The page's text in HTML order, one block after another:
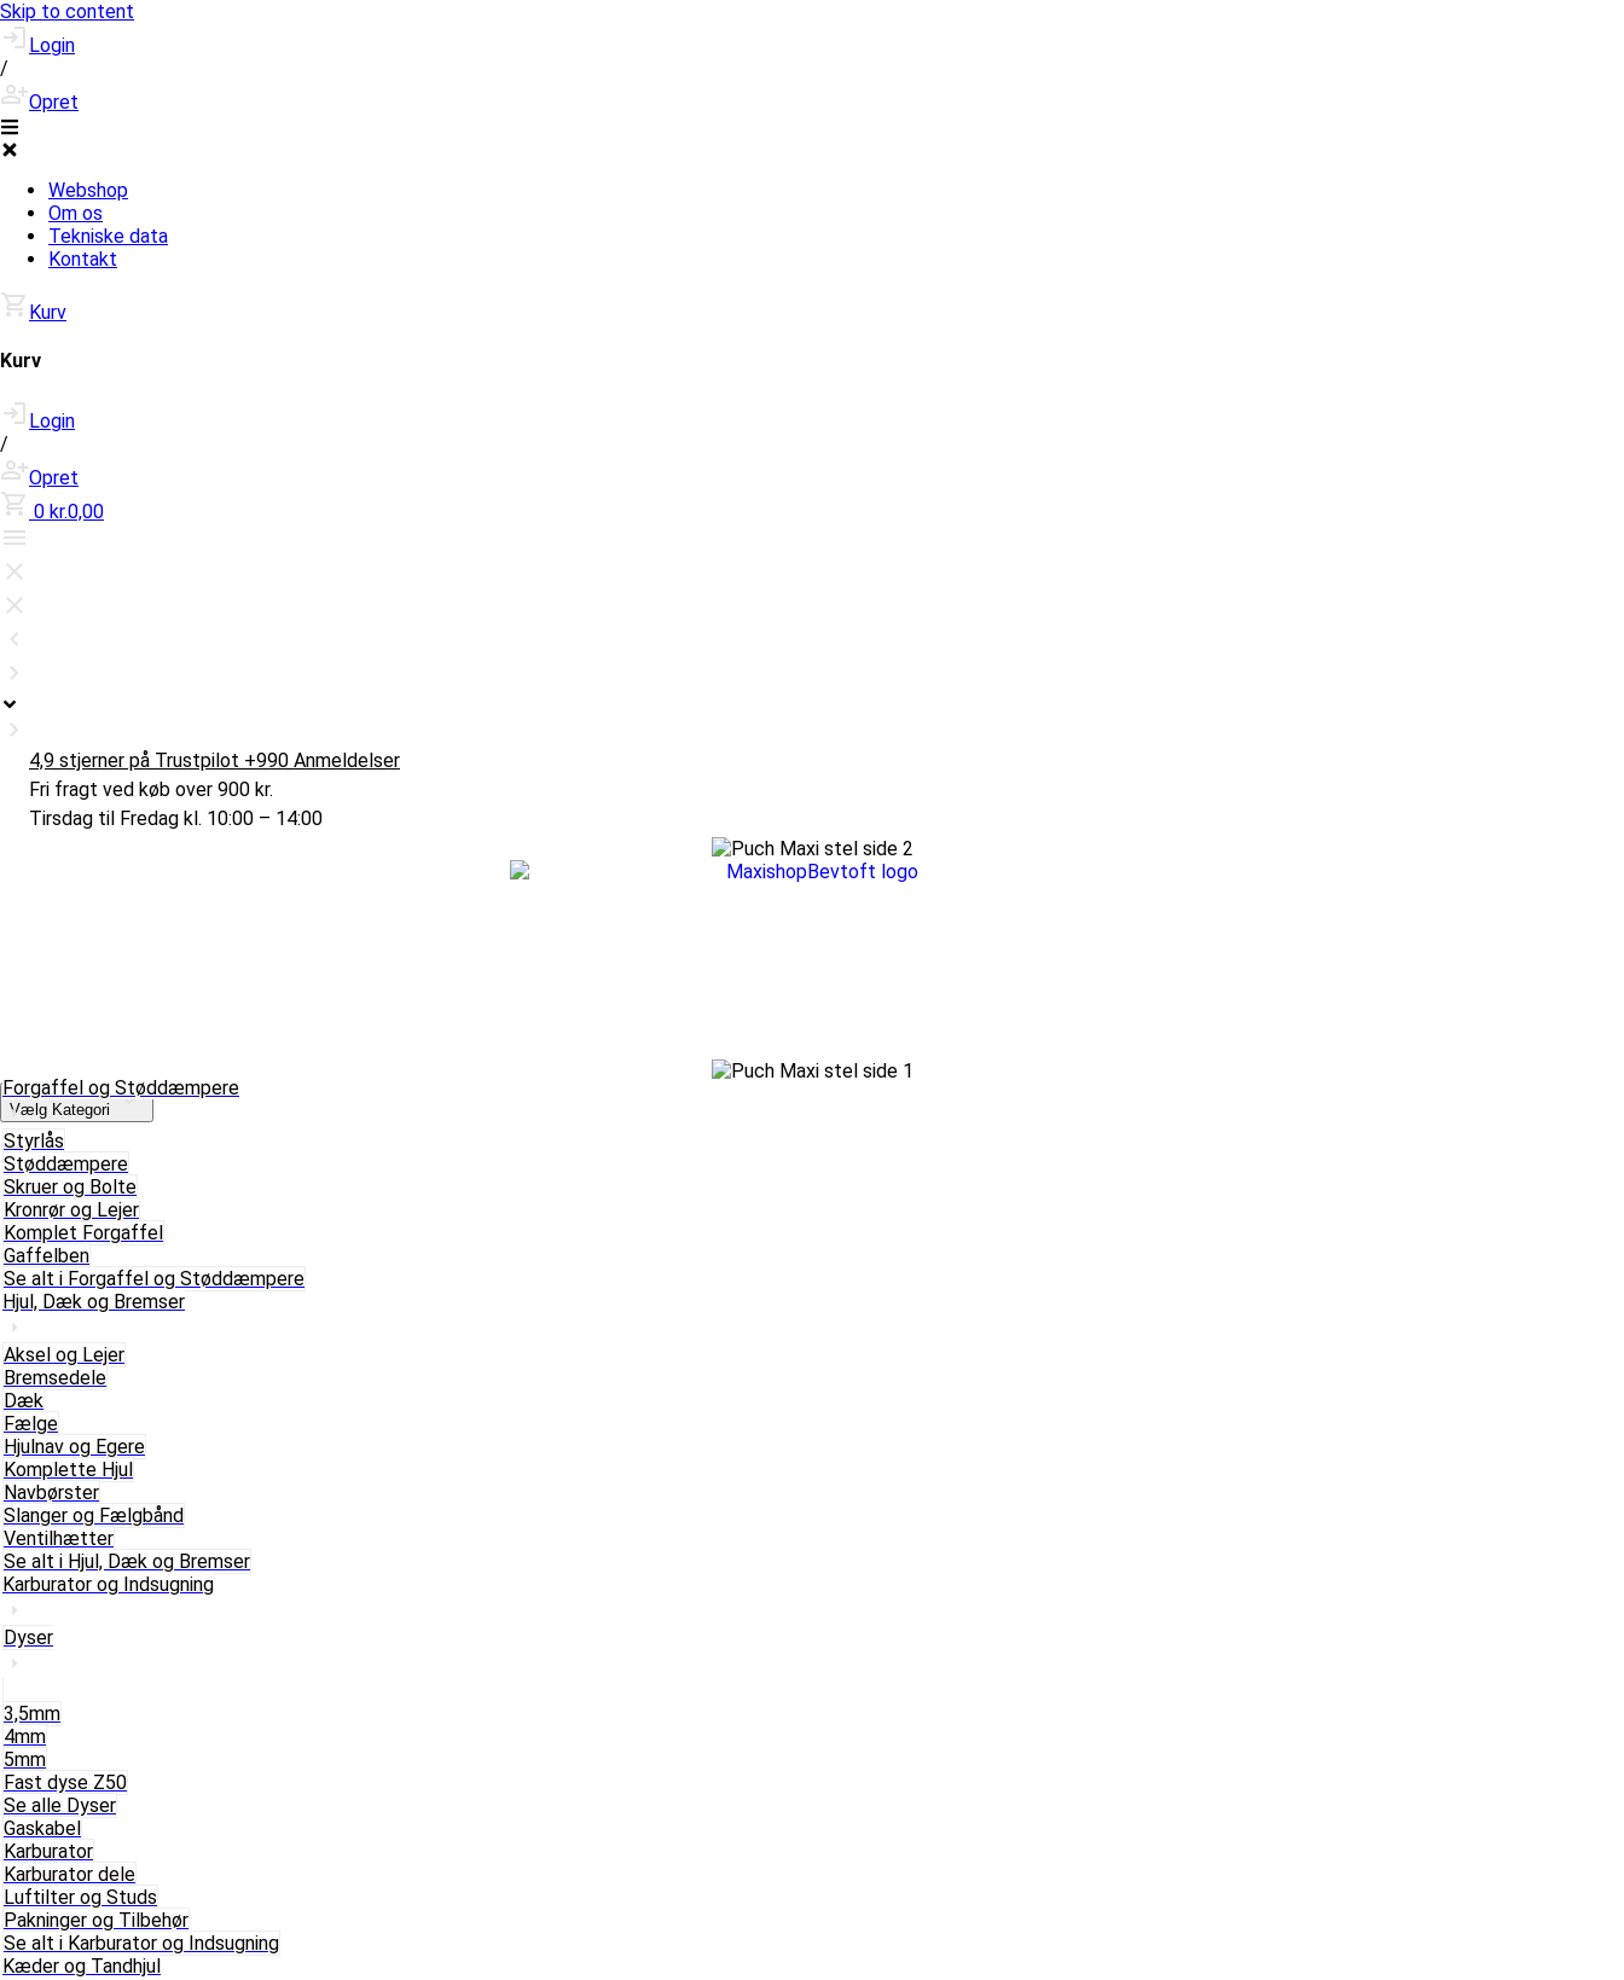
Skip to content
Login
/
Opret
Webshop
Om os
Tekniske data
Kontakt
Kurv
Kurv
Login
/
Opret
0 kr.0,00
4,9 stjerner på Trustpilot +990 Anmeldelser
Fri fragt ved køb over 900 kr.
Tirsdag til Fredag kl. 10:00 – 14:00
Vælg Kategori
Forgaffel og Støddæmpere
Styrlås
Støddæmpere
Skruer og Bolte
Kronrør og Lejer
Komplet Forgaffel
Gaffelben
Se alt i Forgaffel og Støddæmpere
Hjul, Dæk og Bremser
Aksel og Lejer
Bremsedele
Dæk
Fælge
Hjulnav og Egere
Komplette Hjul
Navbørster
Slanger og Fælgbånd
Ventilhætter
Se alt i Hjul, Dæk og Bremser
Karburator og Indsugning
Dyser
3,5mm
4mm
5mm
Fast dyse Z50
Se alle Dyser
Gaskabel
Karburator
Karburator dele
Luftilter og Studs
Pakninger og Tilbehør
Se alt i Karburator og Indsugning
Kæder og Tandhjul